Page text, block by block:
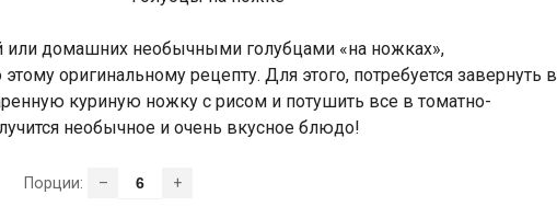
или домашних необычными голубцами «на ножках»,
оригинальному рецепту. Для этого, потребуется завернуть в
куриную ножку с рисом и потушить все в томатно-
необычное и очень вкусное блюдо!
Порции: – +